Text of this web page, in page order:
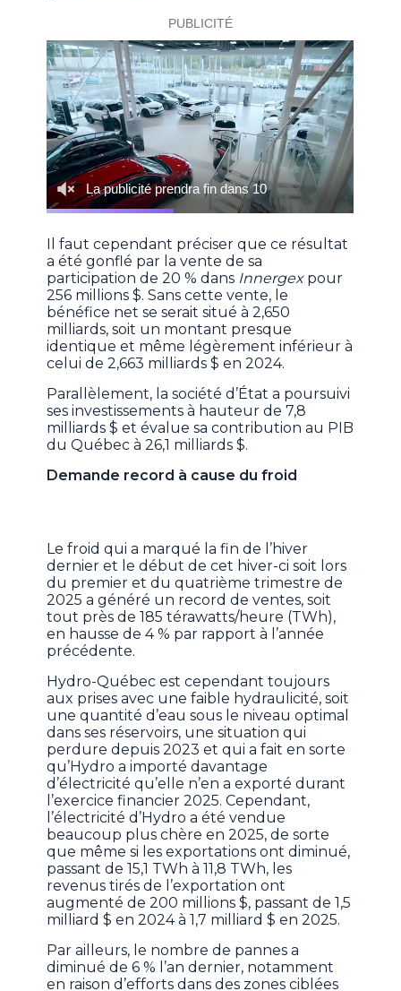
Il faut cependant préciser que ce résultat
a été gonflé par la vente de sa
participation de 20 % dans Innergexpour
256 millions $. Sans cette vente, le
bénéfice net se serait situé à 2,650
milliards, soit un montant presque
identique et même légèrement inférieur à
celui de 2,663 milliards $ en 2024.
Parallèlement, la société d’État a poursuivi
ses investissements à hauteur de 7,8
milliards $ et évalue sa contribution au PIB
du Québec à 26,1 milliards $.
Demande record à cause du froid
Le froid qui a marqué la fin de l’hiver
dernier et le début de cet hiver-ci soit lors
du premier et du quatrième trimestre de
2025 a généré un record de ventes, soit
tout près de 185 térawatts/heure (TWh),
en hausse de 4 % par rapport à l’année
précédente.
Hydro-Québec est cependant toujours
aux prises avec une faible hydraulicité, soit
une quantité d’eau sous le niveau optimal
dans ses réservoirs, une situation qui
perdure depuis 2023 et qui a fait en sorte
qu’Hydro a importé davantage
d’électricité qu’elle n’en a exporté durant
l’exercice financier 2025. Cependant,
l’électricité d’Hydro a été vendue
beaucoup plus chère en 2025, de sorte
que même si les exportations ont diminué,
passant de 15,1 TWh à 11,8 TWh, les
revenus tirés de l’exportation ont
augmenté de 200 millions $, passant de 1,5
milliard $ en 2024 à 1,7 milliard $ en 2025.
Par ailleurs, le nombre de pannes a
diminué de 6 % l’an dernier, notamment
en raison d’efforts dans des zones ciblées